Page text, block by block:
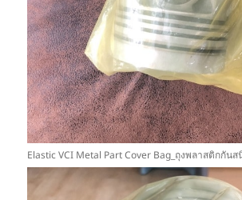
Elastic VCI Metal Part Cover Bag_ถุงพลาสติกกัน